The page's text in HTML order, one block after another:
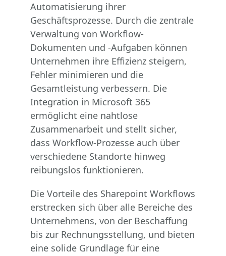
Automatisierung ihrer
Geschäftsprozesse. Durch die zentrale
Verwaltung von Workflow-
Dokumenten und -Aufgaben können
Unternehmen ihre Effizienz steigern,
Fehler minimieren und die
Gesamtleistung verbessern. Die
Integration in Microsoft 365
ermöglicht eine nahtlose
Zusammenarbeit und stellt sicher,
dass Workflow-Prozesse auch über
verschiedene Standorte hinweg
reibungslos funktionieren.
Die Vorteile des Sharepoint Workflows
erstrecken sich über alle Bereiche des
Unternehmens, von der Beschaffung
bis zur Rechnungsstellung, und bieten
eine solide Grundlage für eine